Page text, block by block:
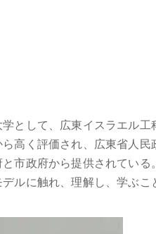
として、広東イスラエル工
高く評価され、広東省人民
市政府から提供されている
ルに触れ、理解し、学ぶこ